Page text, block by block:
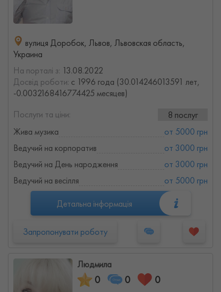
вулиця Доробок, Львов, Львовская область,
Украина
На порталі з: 13.08.2022
Досвід роботи: с 1996 года (30.014246013591 лет,
-0.0032168416774425 месяцев)
Послуги та ціни:
8 послуг
Жива музика
от 5000 грн
Ведучий на корпоратив
от 3000 грн
Ведучий на День народження
от 3000 грн
Ведучий на весілля
от 5000 грн
Детальна інформація
Запропонувати роботу
Людмила
0 0 0